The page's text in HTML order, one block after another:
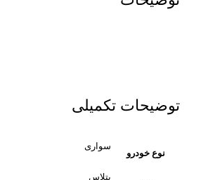
توضیحات تکمیلی
نوع خودرو
سواری
پتلاس